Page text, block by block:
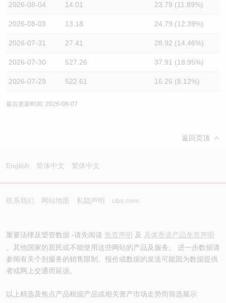
2026-08-04 14.01 23.79 (11.89%)
2026-08-03 13.18 24.79 (12.39%)
2026-07-31 27.41 28.92 (14.46%)
2026-07-30 527.26 37.91 (18.95%)
2026-07-29 522.61 16.25 (8.12%)
最后更新时间: 2026-08-07
返回页顶
English 简体中文 繁体中文
联系我们 网站地图 私隐声明 ubs.com
重要法律及槼管数据 -请先阅读 免责声明 及 具体香港产品免责声明
。其他国家的居民或不能使用这些网站的产品及服务。 进一步数据请
参阅有关个别服务的销售限制。报价或数据的发送可能因为数据提供
者或网上交通而延误。
以上精选及焦点产品根据产品或相关资产市场走势而筛选展示